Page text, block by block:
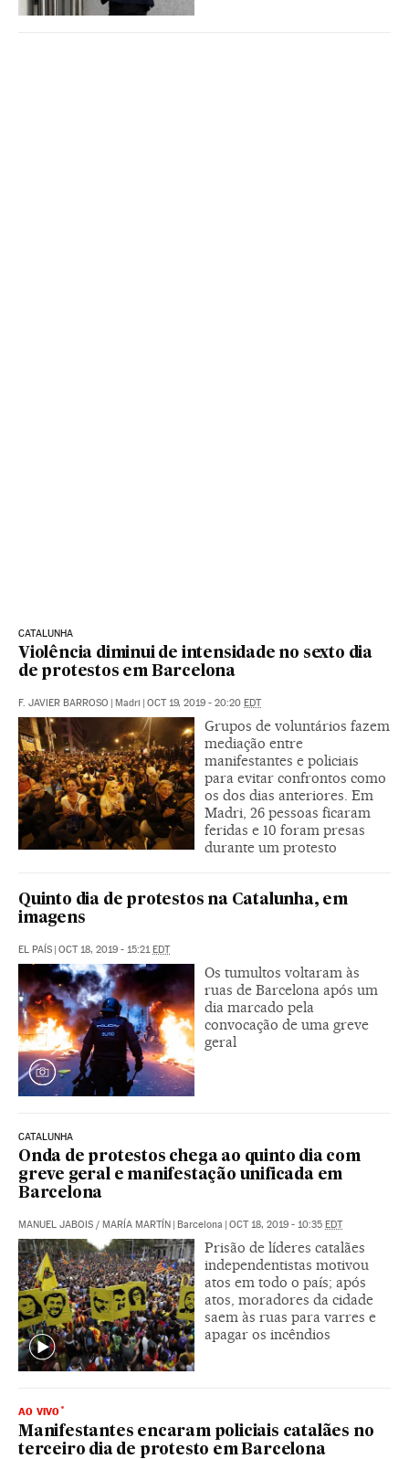
CATALUNHA
Violência diminui de intensidade no sexto dia
de protestos em Barcelona
F. JAVIER BARROSO | Madri | OCT 19, 2019 - 20:20 EDT
Grupos de voluntários fazem
mediação entre
manifestantes e policiais
para evitar confrontos como
os dos dias anteriores. Em
Madri, 26 pessoas ficaram
feridas e 10 foram presas
durante um protesto
Quinto dia de protestos na Catalunha, em
imagens
EL PAÍS | OCT 18, 2019 - 15:21EDT
Os tumultos voltaram às
ruas de Barcelona após um
dia marcado pela
convocação de uma greve
geral
CATALUNHA
Onda de protestos chega ao quinto dia com
greve geral e manifestação unificada em
Barcelona
MANUEL JABOIS / MARÍA MARTÍN | Barcelona | OCT 18, 2019 - 10:35 EDT
Prisão de líderes catalães
independentistas motivou
atos em todo o país; após
atos, moradores da cidade
saem às ruas para varres e
apagar os incêndios
AO VIVO
Manifestantes encaram policiais catalães no
terceiro dia de protesto em Barcelona